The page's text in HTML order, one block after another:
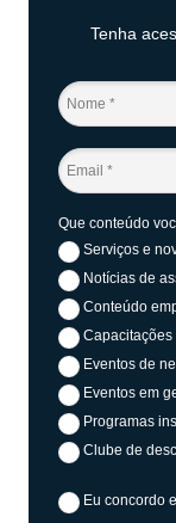
Tenha
Que conteúdo
Serviços e
Notícias de
Conteúdo
Capacitações
Eventos de
Eventos em
Programas
Clube de
Eu concordo